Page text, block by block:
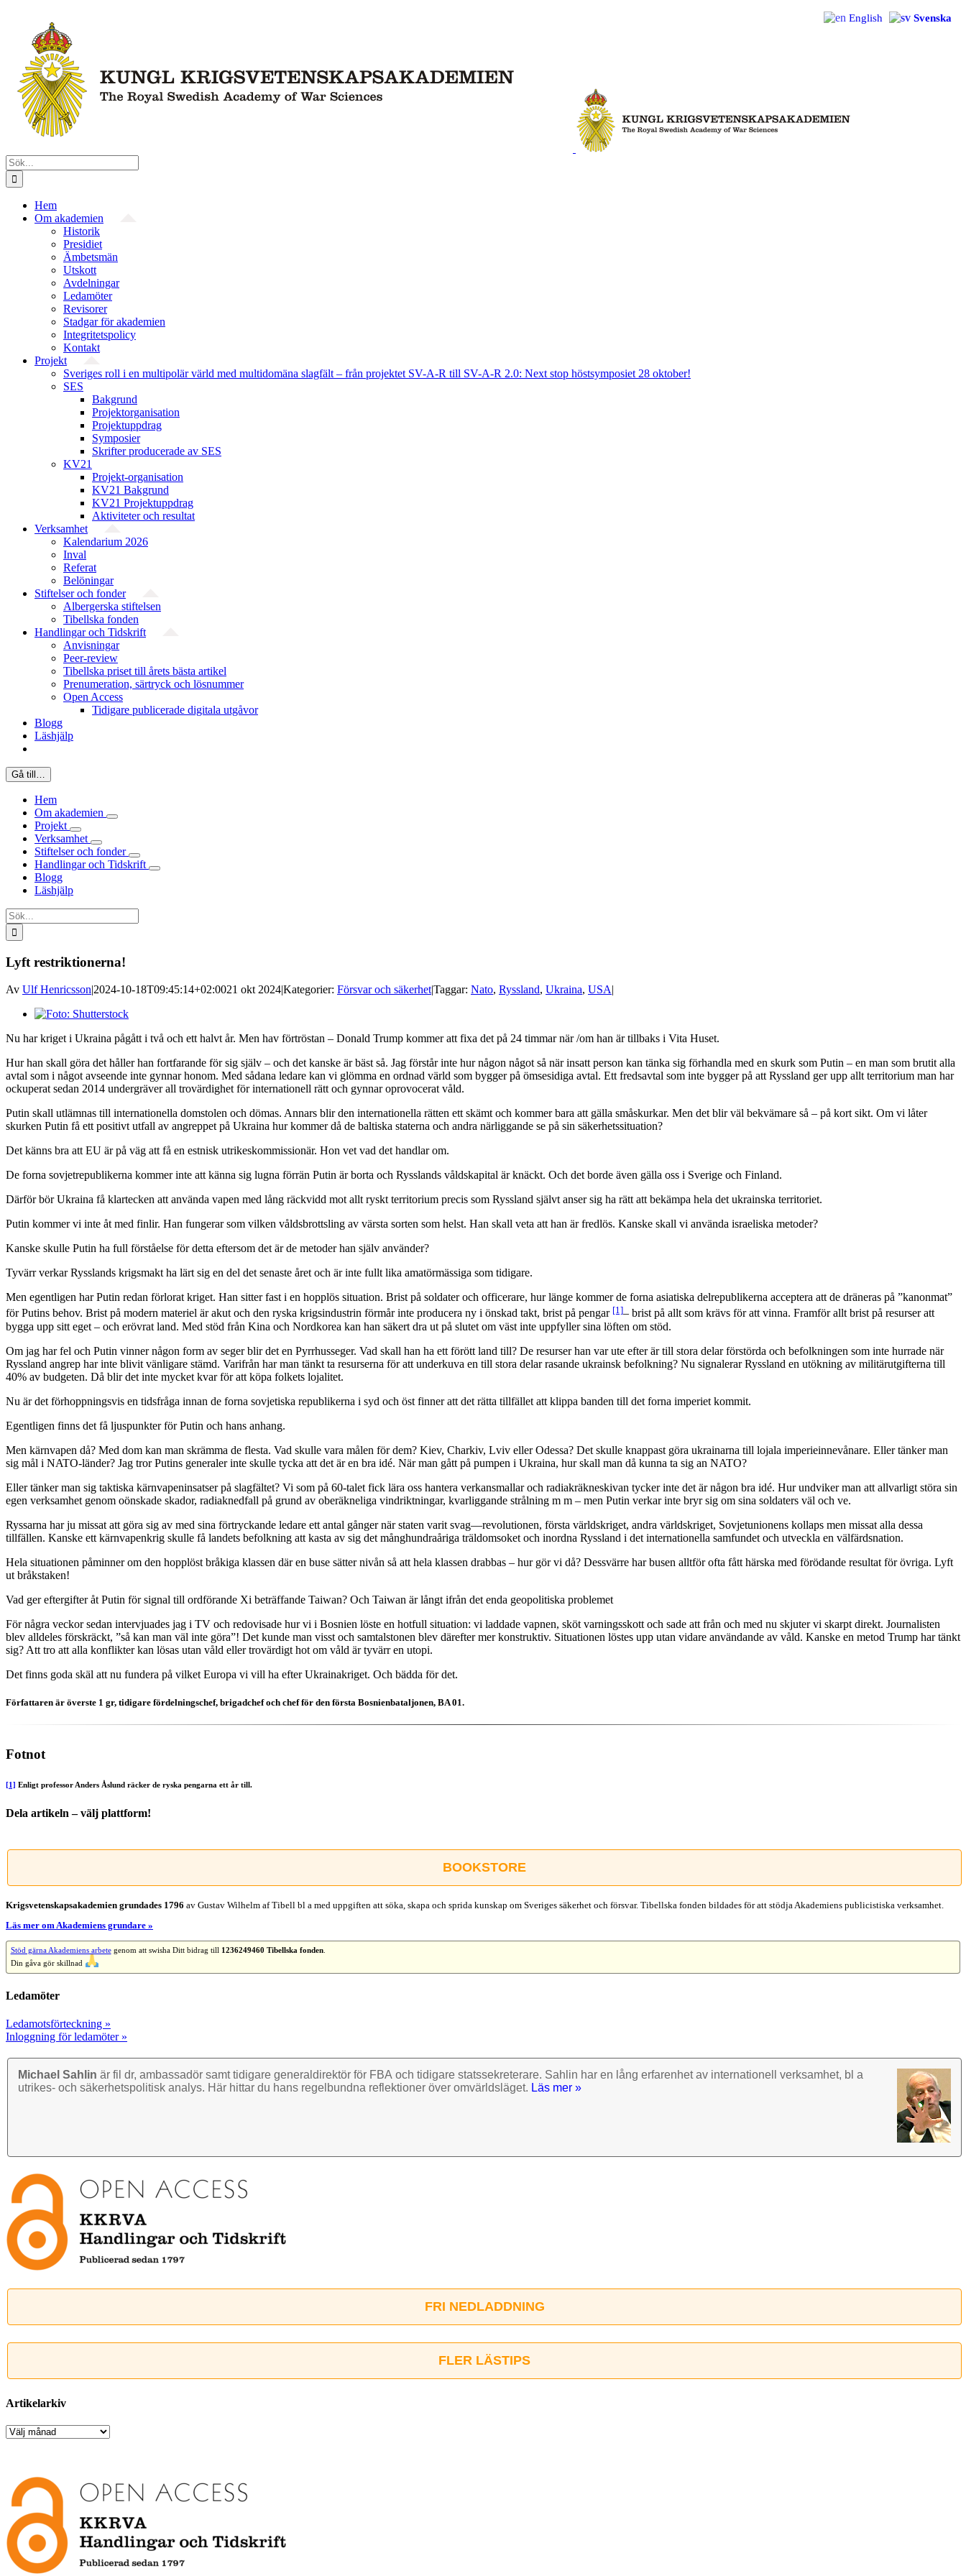
innehållet
Sök
efter:
Hem
Om akademien
Historik
Presidiet
Ämbetsmän
Utskott
Avdelningar
Ledamöter
Revisorer
Stadgar för akademien
Integritetspolicy
Kontakt
Projekt
Sveriges roll i en multipolär värld med multidomäna slagfält – från projektet SV-A-R till SV-A-R 2.0: Next stop höstsymposiet 28 oktober!
SES
Bakgrund
Projekt­organisation
Projektuppdrag
Symposier
Skrifter producerade av SES
KV21
Projekt-organisation
KV21 Bakgrund
KV21 Projektuppdrag
Aktiviteter och resultat
Verksamhet
Kalendarium 2026
Inval
Referat
Belöningar
Stiftelser och fonder
Albergerska stiftelsen
Tibellska fonden
Handlingar och Tidskrift
Anvisningar
Peer-review
Tibellska priset till årets bästa artikel
Prenumeration, särtryck och lösnummer
Open Access
Tidigare publicerade digitala utgåvor
Blogg
Läshjälp
Gå till…
Hem
Om akademien
Projekt
Verksamhet
Stiftelser och fonder
Handlingar och Tidskrift
Blogg
Läshjälp
Sök
efter:
Lyft restriktionerna!
Av Ulf Henricsson|2024-10-18T09:45:14+02:0021 okt 2024|Kategorier: Försvar och säkerhet|Taggar: Nato, Ryssland, Ukraina, USA|
Visa
bild
Nu har kriget i Ukraina pågått i två och ett halvt år. Men hav förtröstan – Donald Trump kommer att fixa det på 24 timmar när /om han är tillbaks i Vita Huset.
Hur han skall göra det håller han fortfarande för sig själv – och det kanske är bäst så. Jag förstår inte hur någon något så när insatt person kan tänka sig förhandla med en skurk som Putin – en man som brutit alla
avtal som i något avseende inte gynnar honom. Med sådana ledare kan vi glömma en ordnad värld som bygger på ömsesidiga avtal. Ett fredsavtal som inte bygger på att Ryssland ger upp allt territorium man har
ockuperat sedan 2014 undergräver all trovärdighet för internationell rätt och gynnar oprovocerat våld.
Putin skall utlämnas till internationella domstolen och dömas. Annars blir den internationella rätten ett skämt och kommer bara att gälla småskurkar. Men det blir väl bekvämare så – på kort sikt. Om vi låter
skurken Putin få ett positivt utfall av angreppet på Ukraina hur kommer då de baltiska staterna och andra närliggande se på sin säkerhetssituation?
Det känns bra att EU är på väg att få en estnisk utrikeskommissionär. Hon vet vad det handlar om.
De forna sovjetrepublikerna kommer inte att känna sig lugna förrän Putin är borta och Rysslands våldskapital är knäckt. Och det borde även gälla oss i Sverige och Finland.
Därför bör Ukraina få klartecken att använda vapen med lång räckvidd mot allt ryskt territorium precis som Ryssland självt anser sig ha rätt att bekämpa hela det ukrainska territoriet.
Putin kommer vi inte åt med finlir. Han fungerar som vilken våldsbrottsling av värsta sorten som helst. Han skall veta att han är fredlös. Kanske skall vi använda israeliska metoder?
Kanske skulle Putin ha full förståelse för detta eftersom det är de metoder han själv använder?
Tyvärr verkar Rysslands krigsmakt ha lärt sig en del det senaste året och är inte fullt lika amatörmässiga som tidigare.
Men egentligen har Putin redan förlorat kriget. Han sitter fast i en hopplös situation. Brist på soldater och officerare, hur länge kommer de forna asiatiska delrepublikerna acceptera att de dräneras på ”kanonmat”
för Putins behov. Brist på modern materiel är akut och den ryska krigsindustrin förmår inte producera ny i önskad takt, brist på pengar [1]– brist på allt som krävs för att vinna. Framför allt brist på resurser att
bygga upp sitt eget – och erövrat land. Med stöd från Kina och Nordkorea kan han säkert dra ut på slutet om väst inte uppfyller sina löften om stöd.
Om jag har fel och Putin vinner någon form av seger blir det en Pyrrhusseger. Vad skall han ha ett förött land till? De resurser han var ute efter är till stora delar förstörda och befolkningen som inte hurrade när
Ryssland angrep har inte blivit vänligare stämd. Varifrån har man tänkt ta resurserna för att underkuva en till stora delar rasande ukrainsk befolkning? Nu signalerar Ryssland en utökning av militärutgifterna till
40% av budgeten. Då blir det inte mycket kvar för att köpa folkets lojalitet.
Nu är det förhoppningsvis en tidsfråga innan de forna sovjetiska republikerna i syd och öst finner att det rätta tillfället att klippa banden till det forna imperiet kommit.
Egentligen finns det få ljuspunkter för Putin och hans anhang.
Men kärnvapen då? Med dom kan man skrämma de flesta. Vad skulle vara målen för dem? Kiev, Charkiv, Lviv eller Odessa? Det skulle knappast göra ukrainarna till lojala imperieinnevånare. Eller tänker man
sig mål i NATO-länder? Jag tror Putins generaler inte skulle tycka att det är en bra idé. När man gått på pumpen i Ukraina, hur skall man då kunna ta sig an NATO?
Eller tänker man sig taktiska kärnvapeninsatser på slagfältet? Vi som på 60-talet fick lära oss hantera verkansmallar och radiakräkneskivan tycker inte det är någon bra idé. Hur undviker man att allvarligt störa sin
egen verksamhet genom oönskade skador, radiaknedfall på grund av oberäkneliga vindriktningar, kvarliggande strålning m m – men Putin verkar inte bryr sig om sina soldaters väl och ve.
Ryssarna har ju missat att göra sig av med sina förtryckande ledare ett antal gånger när staten varit svag—revolutionen, första världskriget, andra världskriget, Sovjetunionens kollaps men missat alla dessa
tillfällen. Kanske ett kärnvapenkrig skulle få landets befolkning att kasta av sig det månghundraåriga träldomsoket och inordna Ryssland i det internationella samfundet och utveckla en välfärdsnation.
Hela situationen påminner om den hopplöst bråkiga klassen där en buse sätter nivån så att hela klassen drabbas – hur gör vi då? Dessvärre har busen alltför ofta fått härska med förödande resultat för övriga. Lyft
ut bråkstaken!
Vad ger eftergifter åt Putin för signal till ordförande Xi beträffande Taiwan? Och Taiwan är långt ifrån det enda geopolitiska problemet
För några veckor sedan intervjuades jag i TV och redovisade hur vi i Bosnien löste en hotfull situation: vi laddade vapnen, sköt varningsskott och sade att från och med nu skjuter vi skarpt direkt. Journalisten
blev alldeles förskräckt, ”så kan man väl inte göra”! Det kunde man visst och samtalstonen blev därefter mer konstruktiv. Situationen löstes upp utan vidare användande av våld. Kanske en metod Trump har tänkt
sig? Att tro att alla konflikter kan lösas utan våld eller trovärdigt hot om våld är tyvärr en utopi.
Det finns goda skäl att nu fundera på vilket Europa vi vill ha efter Ukrainakriget. Och bädda för det.
Författaren är överste 1 gr, tidigare fördelningschef, brigadchef och chef för den första Bosnienbataljonen, BA 01.
Fotnot
[1] Enligt professor Anders Åslund räcker de ryska pengarna ett år till.
Dela artikeln – välj plattform!
post
BOOKSTORE
Krigsvetenskap­sakademien grundades 1796 av Gustav Wilhelm af Tibell bl a med uppgiften att söka, skapa och sprida kunskap om Sveriges säkerhet och försvar. Tibellska fonden bildades för att stödja Akademiens publicistiska verksamhet.
Läs mer om Akademiens grundare »
Stöd gärna Akademiens arbetegenom att swisha Ditt bidrag till 1236249460 Tibellska fonden.
Din gåva gör skillnad
Ledamöter
Ledamotsförteckning »
Inloggning för ledamöter »
Michael Sahlin är fil dr, ambassadör samt tidigare general­direktör för FBA och tidigare stats­sekre­terare. Sahlin har en lång erfarenhet av inter­nationell verk­samhet, bl a
utrikes- och säkerhets­politisk analys. Här hittar du hans regel­bundna reflek­tioner över omvärlds­läget. Läs mer »
FRI NEDLADDNING
FLER LÄSTIPS
Artikelarkiv
Artikelarkiv
English Svenska